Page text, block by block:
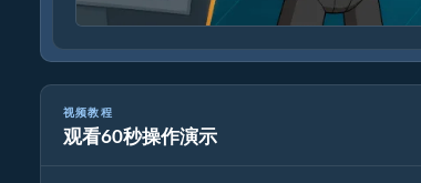
视频教程
观看60秒操作演示
如何使用 ezyZip 在线解压 sfx 文件（免费，无需安装